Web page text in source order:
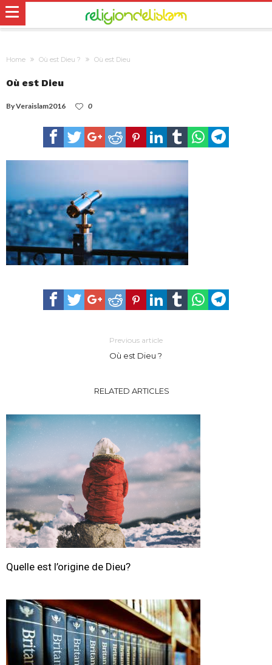
Home Où est Dieu ? Où est Dieu
Où est Dieu
ByVeraislam2016 0
Previous article
Où est Dieu ?
RELATED ARTICLES
Quelle est l’origine de Dieu?